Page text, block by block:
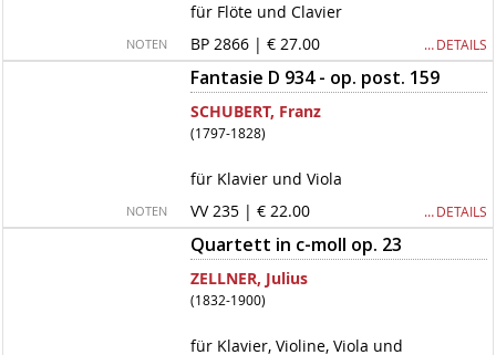
für Flöte und Clavier
NOTEN BP 2866 | € 27.00 … DETAILS
Fantasie D 934 - op. post. 159
SCHUBERT, Franz
(1797-1828)
für Klavier und Viola
NOTEN VV 235 | € 22.00 … DETAILS
Quartett in c-moll op. 23
ZELLNER, Julius
(1832-1900)
für Klavier, Violine, Viola und